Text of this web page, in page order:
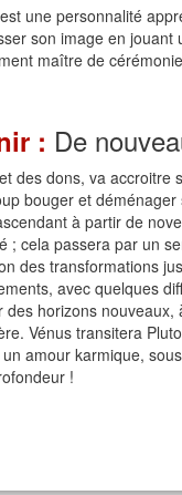
une personnalité
son image en
maître de
: De
des dons, va
bouger et déménager
à partir de
; cela passera par un
des transformations
avec quelques
horizons
Vénus transitera
amour karmique,
!